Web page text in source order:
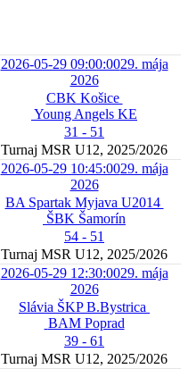
2026-05-29 09:00:0029. mája
2026
CBK Košice
Young Angels KE
31 - 51
Turnaj MSR U12, 2025/2026
2026-05-29 10:45:0029. mája
2026
BA Spartak Myjava U2014
ŠBK Šamorín
54 - 51
Turnaj MSR U12, 2025/2026
2026-05-29 12:30:0029. mája
2026
Slávia ŠKP B.Bystrica
BAM Poprad
39 - 61
Turnaj MSR U12, 2025/2026